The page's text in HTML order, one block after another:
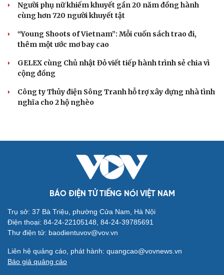
Người phụ nữ khiếm khuyết gần 20 năm đồng hành
cùng hơn 720 người khuyết tật
“Young Shoots of Vietnam”: Mỗi cuốn sách trao đi,
thêm một ước mơ bay cao
GELEX cùng Chủ nhật Đỏ viết tiếp hành trình sẻ chia vì
cộng đồng
Công ty Thủy điện Sông Tranh hỗ trợ xây dựng nhà tình
nghĩa cho 2 hộ nghèo
BÁO ĐIỆN TỬ TIẾNG NÓI VIỆT NAM
Trụ sở: 37 Bà Triệu, phường Cửa Nam, Hà Nội
Điện thoại: 84-24-22105148, 84-24-39785691
Thư điện tử: baodientuvov@vov.vn
Liên hệ quảng cáo, phát hành: quangcao@vovnews.vn
Báo giá quảng cáo